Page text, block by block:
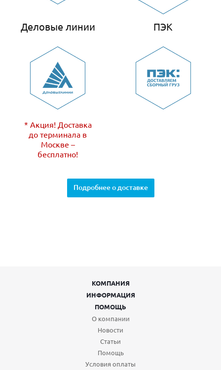
Деловые линии
* Акция! Доставка
до терминала в
Москве –
бесплатно!
ПЭК
Подробнее о доставке
КОМПАНИЯ
ИНФОРМАЦИЯ
ПОМОЩЬ
О компании
Новости
Статьи
Помощь
Условия оплаты